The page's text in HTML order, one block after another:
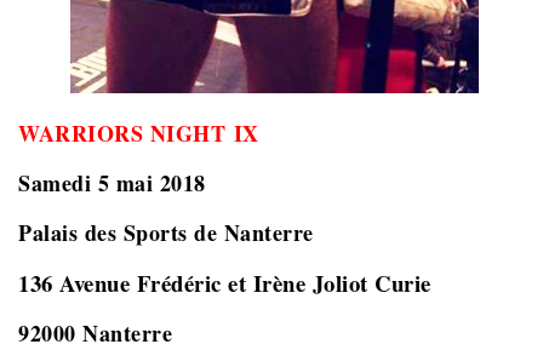
WARRIORS NIGHT IX
Samedi 5 mai 2018
Palais des Sports de Nanterre
136 Avenue Frédéric et Irène Joliot Curie
92000 Nanterre